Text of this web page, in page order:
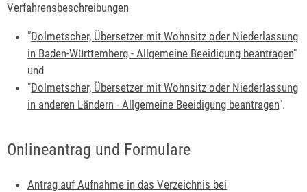
Verfahrensbeschreibungen
"Dolmetscher, Übersetzer mit Wohnsitz oder Niederlassung
in Baden-Württemberg - Allgemeine Beeidigung beantragen"
und
"Dolmetscher, Übersetzer mit Wohnsitz oder Niederlassung
in anderen Ländern - Allgemeine Beeidigung beantragen".
Onlineantrag und Formulare
Antrag auf Aufnahme in das Verzeichnis bei